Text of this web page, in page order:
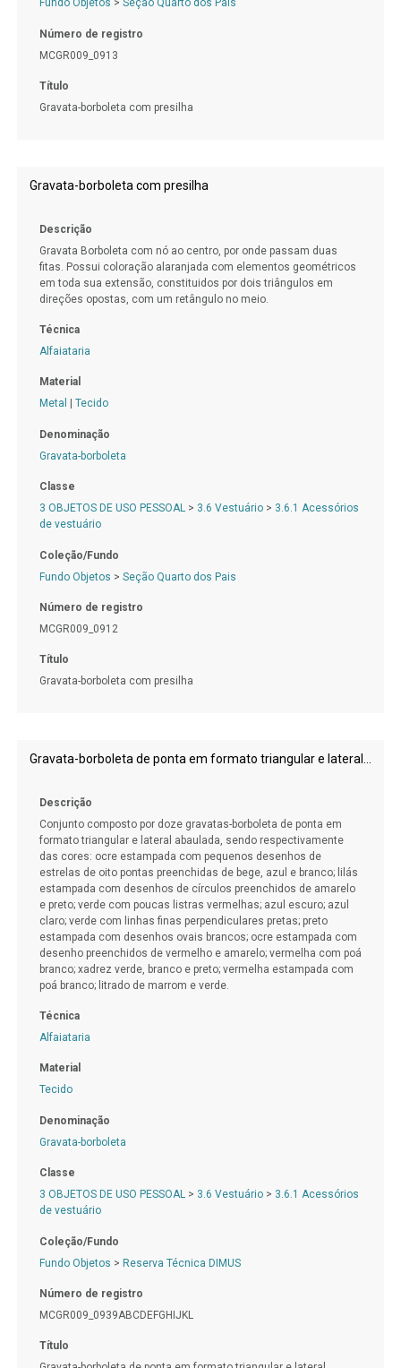
Fundo Objetos > Seção Quarto dos Pais
Número de registro
MCGR009_0913
Título
Gravata-borboleta com presilha
Gravata-borboleta com presilha
Descrição
Gravata Borboleta com nó ao centro, por onde passam duas
fitas. Possui coloração alaranjada com elementos geométricos
em toda sua extensão, constituidos por dois triângulos em
direções opostas, com um retângulo no meio.
Técnica
Alfaiataria
Material
Metal
Tecido
Denominação
Gravata-borboleta
Classe
3 OBJETOS DE USO PESSOAL> 3.6 Vestuário> 3.6.1 Acessórios
de vestuário
Coleção/Fundo
Fundo Objetos > Seção Quarto dos Pais
Número de registro
MCGR009_0912
Título
Gravata-borboleta com presilha
Gravata-borboleta de ponta em formato triangular e lateral abaulada
Descrição
Conjunto composto por doze gravatas-borboleta de ponta em
formato triangular e lateral abaulada, sendo respectivamente
das cores: ocre estampada com pequenos desenhos de
estrelas de oito pontas preenchidas de bege, azul e branco; lilás
estampada com desenhos de círculos preenchidos de amarelo
e preto; verde com poucas listras vermelhas; azul escuro; azul
claro; verde com linhas finas perpendiculares pretas; preto
estampada com desenhos ovais brancos; ocre estampada com
desenho preenchidos de vermelho e amarelo; vermelha com poá
branco; xadrez verde, branco e preto; vermelha estampada com
poá branco; litrado de marrom e verde.
Técnica
Alfaiataria
Material
Tecido
Denominação
Gravata-borboleta
Classe
3 OBJETOS DE USO PESSOAL> 3.6 Vestuário> 3.6.1 Acessórios
de vestuário
Coleção/Fundo
Fundo Objetos > Reserva Técnica DIMUS
Número de registro
MCGR009_0939ABCDEFGHIJKL
Título